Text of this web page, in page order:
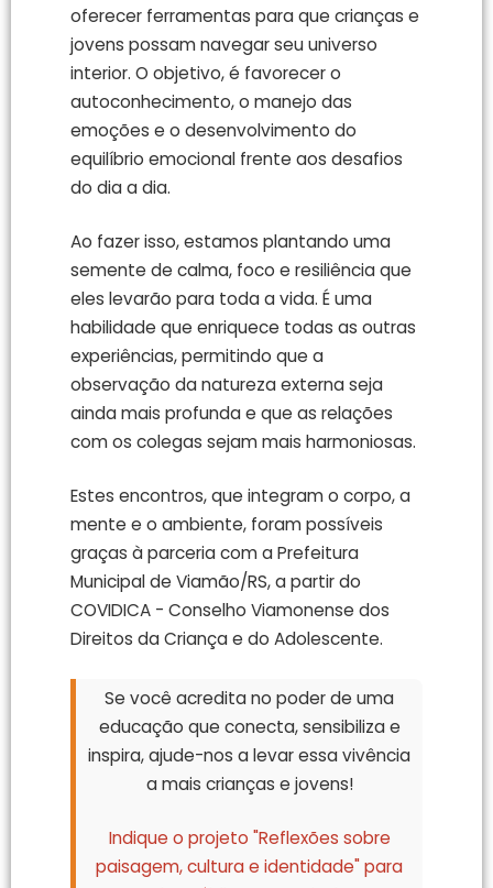
oferecer ferramentas para que crianças e
jovens possam navegar seu universo
interior. O objetivo, é favorecer o
autoconhecimento, o manejo das
emoções e o desenvolvimento do
equilíbrio emocional frente aos desafios
do dia a dia.
Ao fazer isso, estamos plantando uma
semente de calma, foco e resiliência que
eles levarão para toda a vida. É uma
habilidade que enriquece todas as outras
experiências, permitindo que a
observação da natureza externa seja
ainda mais profunda e que as relações
com os colegas sejam mais harmoniosas.
Estes encontros, que integram o corpo, a
mente e o ambiente, foram possíveis
graças à parceria com a Prefeitura
Municipal de Viamão/RS, a partir do
COVIDICA - Conselho Viamonense dos
Direitos da Criança e do Adolescente.
Se você acredita no poder de uma
educação que conecta, sensibiliza e
inspira, ajude-nos a levar essa vivência
a mais crianças e jovens!
Indique o projeto "Reflexões sobre
paisagem, cultura e identidade" para